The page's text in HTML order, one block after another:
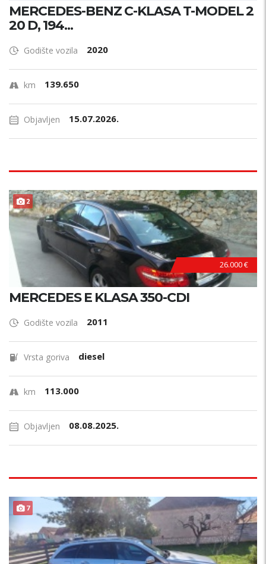
MERCEDES-BENZ C-KLASA T-MODEL 2
20 D, 194...
Godište vozila 2020
km 139.650
Objavljen 15.07.2026.
2 ODLIČAN !
26.000 €
MERCEDES E KLASA 350-CDI
Godište vozila 2011
Vrsta goriva diesel
km 113.000
Objavljen 08.08.2025.
7